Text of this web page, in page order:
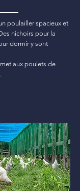
poulailler spacieux et
nichoirs pour la
dormir y sont
aux poulets de